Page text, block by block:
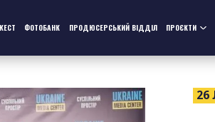
ФОТОБАНК ПРОДЮСЕРСЬКИЙ ВІДДІЛ ПРОЄКТИ
26